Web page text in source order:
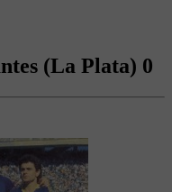
(La Plata) 0